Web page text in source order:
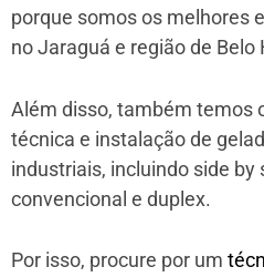
porque somos os melhores
no Jaraguá e região de Belo
Além disso, também temos
técnica e instalação de
industriais, incluindo side by
convencional e duplex.
Por isso, procure por um